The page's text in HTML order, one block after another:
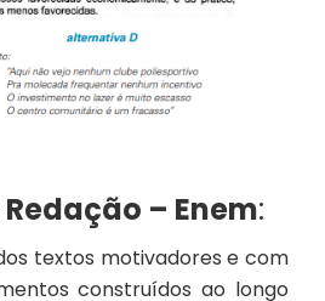
– Enem:
textos motivadores e com
construídos ao longo